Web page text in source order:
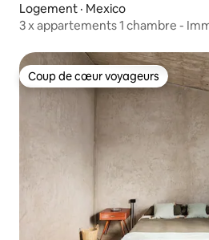
Logement · Mexico
3 x appartements 1 chambre -
Coup de cœur voyageurs
Coup de cœur voyageurs